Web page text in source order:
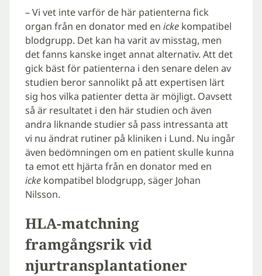
– Vi vet inte varför de här patienterna fick
organ från en donator med en ickekompatibel
blodgrupp. Det kan ha varit av misstag, men
det fanns kanske inget annat alternativ. Att det
gick bäst för patienterna i den senare delen av
studien beror sannolikt på att expertisen lärt
sig hos vilka patienter detta är möjligt. Oavsett
så är resultatet i den här studien och även
andra liknande studier så pass intressanta att
vi nu ändrat rutiner på kliniken i Lund. Nu ingår
även bedömningen om en patient skulle kunna
ta emot ett hjärta från en donator med en
ickekompatibel blodgrupp, säger Johan
Nilsson.
HLA-matchning
framgångsrik vid
njurtransplantationer